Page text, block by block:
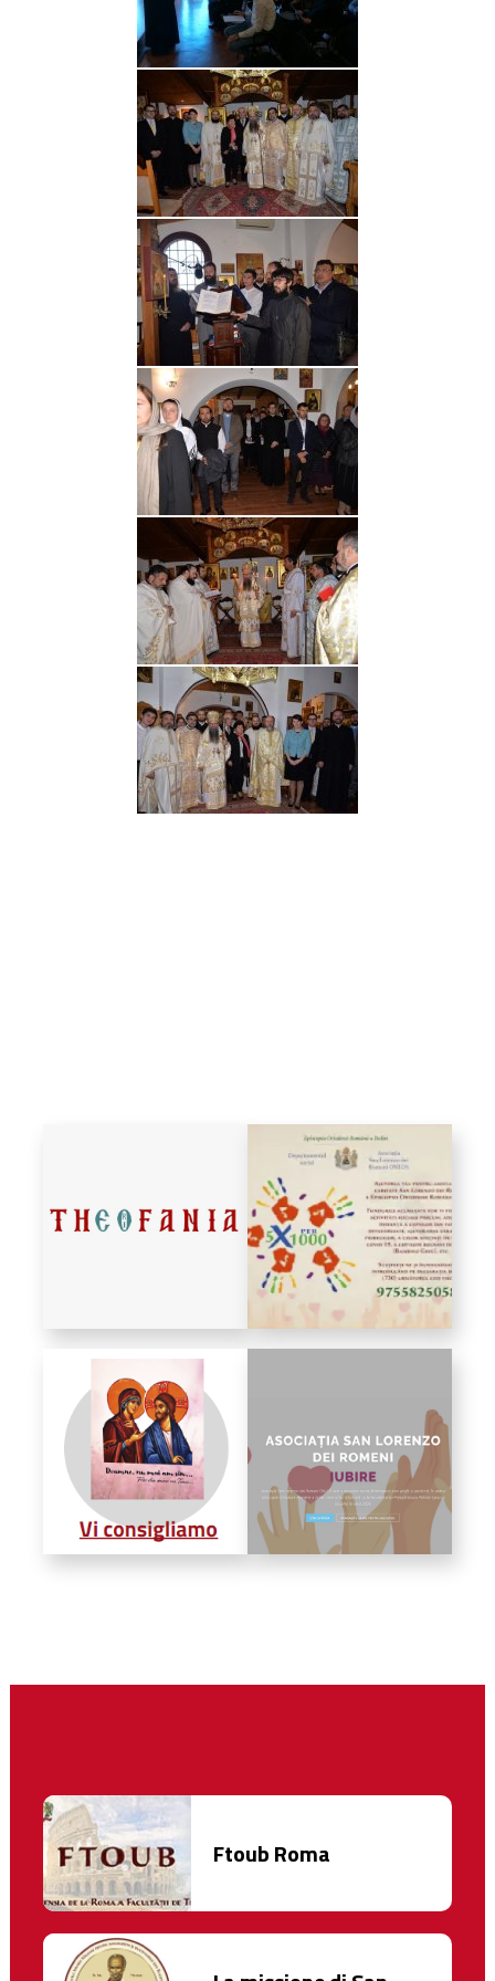
Ftoub Roma